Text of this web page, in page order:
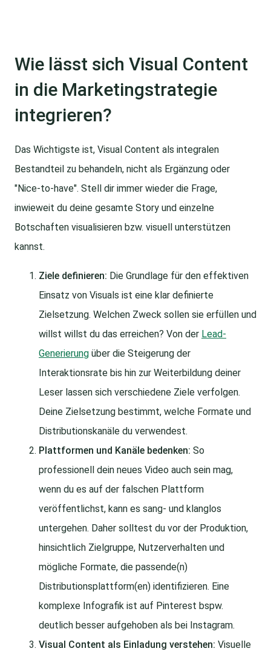
Wie lässt sich Visual Content
in die Marketingstrategie
integrieren?
Das Wichtigste ist, Visual Content als integralen
Bestandteil zu behandeln, nicht als Ergänzung oder
"Nice-to-have". Stell dir immer wieder die Frage,
inwieweit du deine gesamte Story und einzelne
Botschaften visualisieren bzw. visuell unterstützen
kannst.
Ziele definieren: Die Grundlage für den effektiven
Einsatz von Visuals ist eine klar definierte
Zielsetzung. Welchen Zweck sollen sie erfüllen und
willst willst du das erreichen? Von der Lead-
Generierung über die Steigerung der
Interaktionsrate bis hin zur Weiterbildung deiner
Leser lassen sich verschiedene Ziele verfolgen.
Deine Zielsetzung bestimmt, welche Formate und
Distributionskanäle du verwendest.
Plattformen und Kanäle bedenken: So
professionell dein neues Video auch sein mag,
wenn du es auf der falschen Plattform
veröffentlichst, kann es sang- und klanglos
untergehen. Daher solltest du vor der Produktion,
hinsichtlich Zielgruppe, Nutzerverhalten und
mögliche Formate, die passende(n)
Distributionsplattform(en) identifizieren. Eine
komplexe Infografik ist auf Pinterest bspw.
deutlich besser aufgehoben als bei Instagram.
Visual Content als Einladung verstehen: Visuelle